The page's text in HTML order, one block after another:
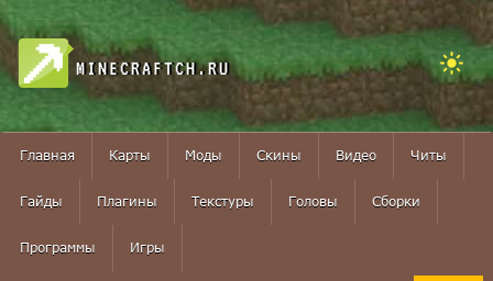
MINECRAFTCH.RU
Главная Карты Моды Скины Видео Читы
Гайды Плагины Текстуры Головы Сборки
Программы Игры